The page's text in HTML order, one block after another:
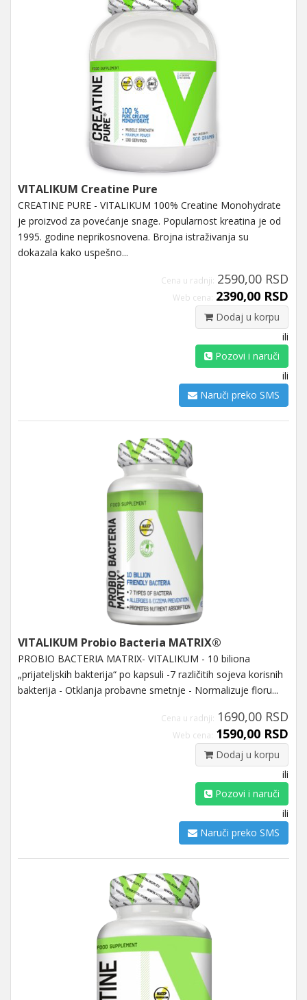
VITALIKUM Creatine Pure
CREATINE PURE - VITALIKUM 100% Creatine Monohydrate
je proizvod za povećanje snage. Popularnost kreatina je od
1995. godine neprikosnovena. Brojna istraživanja su
dokazala kako uspešno...
Cena u radnji: 2590,00 RSD
Web cena: 2390,00 RSD
Dodaj u korpu
ili
Pozovi i naruči
ili
Naruči preko SMS
VITALIKUM Probio Bacteria MATRIX®
PROBIO BACTERIA MATRIX- VITALIKUM - 10 biliona
„prijateljskih bakterija“ po kapsuli -7 različitih sojeva korisnih
bakterija - Otklanja probavne smetnje - Normalizuje floru...
Cena u radnji: 1690,00 RSD
Web cena: 1590,00 RSD
Dodaj u korpu
ili
Pozovi i naruči
ili
Naruči preko SMS